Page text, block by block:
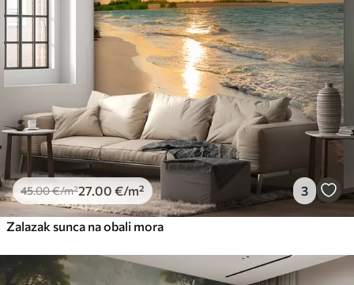
45.00€/m²27.00 €/m² 3
Zalazak sunca na obali mora